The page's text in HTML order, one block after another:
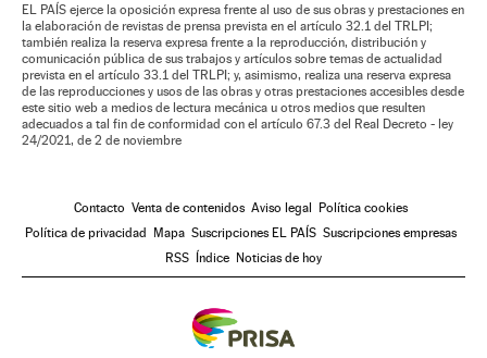
EL PAÍS ejerce la oposición expresa frente al uso de sus obras y prestaciones en
la elaboración de revistas de prensa prevista en el artículo 32.1 del TRLPI;
también realiza la reserva expresa frente a la reproducción, distribución y
comunicación pública de sus trabajos y artículos sobre temas de actualidad
prevista en el artículo 33.1 del TRLPI; y, asimismo, realiza una reserva expresa
de las reproducciones y usos de las obras y otras prestaciones accesibles desde
este sitio web a medios de lectura mecánica u otros medios que resulten
adecuados a tal fin de conformidad con el artículo 67.3 del Real Decreto - ley
24/2021, de 2 de noviembre
Contacto Venta de contenidos Aviso legal
Política cookies
Política de privacidad
Mapa Suscripciones EL PAÍS Suscripciones empresas
RSS
Índice Noticias de hoy